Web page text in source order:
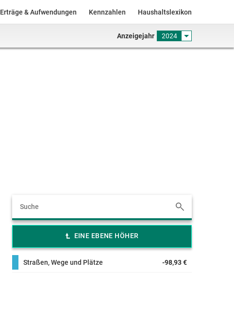
Erträge & Aufwendungen Kennzahlen Haushaltslexikon
Anzeigejahr 2024
EINE EBENE HÖHER
Straßen, Wege und Plätze -98,93 €